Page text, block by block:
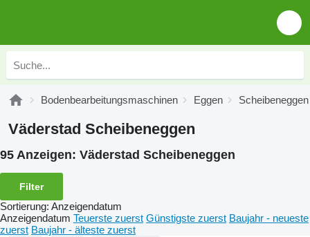
Bodenbearbeitungsmaschinen Eggen Scheibeneggen
Väderstad Scheibeneggen
95 Anzeigen: Väderstad Scheibeneggen
Filter
Sortierung: Anzeigendatum
Anzeigendatum Teuerste zuerst Günstigste zuerst Baujahr - neueste
zuerst Baujahr - älteste zuerst